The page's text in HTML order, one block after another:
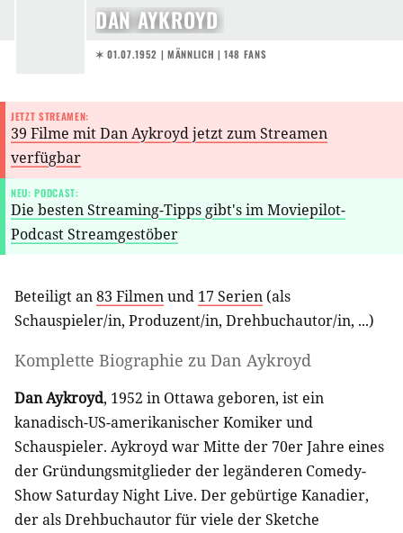
DAN AYKROYD
✶ 01.07.1952 | MÄNNLICH | 148 FANS
JETZT STREAMEN:
39 Filme mit Dan Aykroyd jetzt zum Streamen
verfügbar
NEU: PODCAST:
Die besten Streaming-Tipps gibt's im Moviepilot-
Podcast Streamgestöber
Beteiligt an83 Filmenund 17 Serien (als
Schauspieler/in, Produzent/in, Drehbuchautor/in, ...)
Komplette Biographie zu Dan Aykroyd
Dan Aykroyd, 1952 in Ottawa geboren, ist ein
kanadisch-US-amerikanischer Komiker und
Schauspieler. Aykroyd war Mitte der 70er Jahre eines
der Gründungsmitglieder der legänderen Comedy-
Show Saturday Night Live. Der gebürtige Kanadier,
der als Drehbuchautor für viele der Sketche